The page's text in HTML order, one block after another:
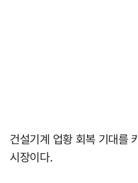
건설기계 업황 회복 기대를
시장이다.